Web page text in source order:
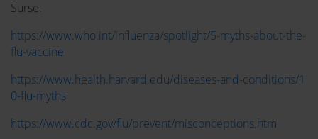
Surse:
https://www.who.int/influenza/spotlight/5-myths-about-the-
flu-vaccine
https://www.health.harvard.edu/diseases-and-conditions/1
0-flu-myths
https://www.cdc.gov/flu/prevent/misconceptions.htm